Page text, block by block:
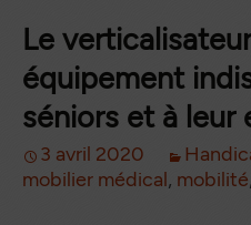
Le
équipement
séniors et à leur
3 avril 2020
mobilier médical, mobilité,